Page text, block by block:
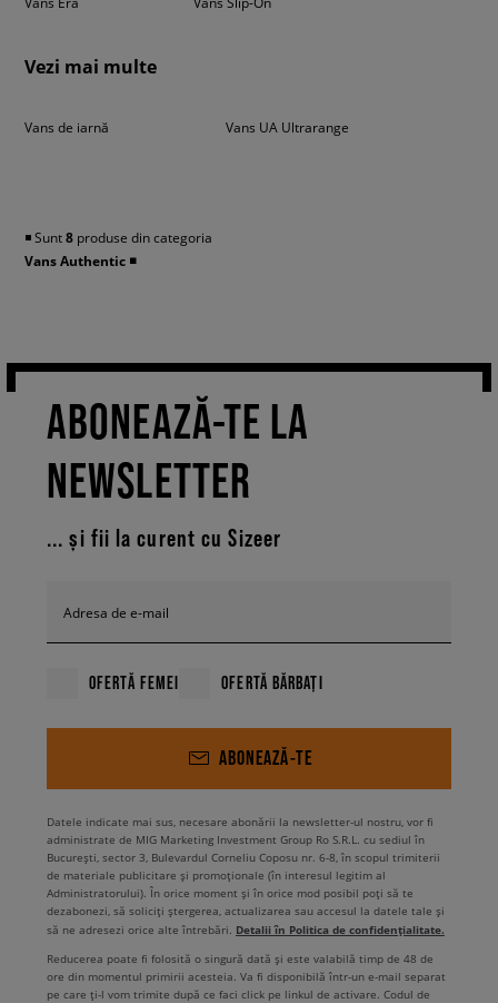
Vezi mai multe
Vans de iarnă Vans UA Ultrarange
◾️ Sunt8 produse din categoria
Vans Authentic ◾️
ABONEAZĂ-TE LA
NEWSLETTER
... și fii la curent cu Sizeer
Adresa de e-mail
OFERTĂ FEMEI OFERTĂ BĂRBAȚI
ABONEAZĂ-TE
Datele indicate mai sus, necesare abonării la newsletter-ul nostru, vor fi
administrate de MIG Marketing Investment Group Ro S.R.L. cu sediul în
București, sector 3, Bulevardul Corneliu Coposu nr. 6-8, în scopul trimiterii
de materiale publicitare și promoționale (în interesul legitim al
Administratorului). În orice moment și în orice mod posibil poți să te
dezabonezi, să soliciți ștergerea, actualizarea sau accesul la datele tale și
să ne adresezi orice alte întrebări. Detalii în Politica de confidențialitate.
Reducerea poate fi folosită o singură dată și este valabilă timp de 48 de
ore din momentul primirii acesteia. Va fi disponibilă într-un e-mail separat
pe care ți-l vom trimite după ce faci click pe linkul de activare. Codul de